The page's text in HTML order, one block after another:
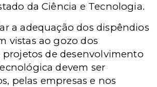
da Ciência e Tecnologia.
a adequação dos dispêndios
vistas ao gozo dos
projetos de desenvolvimento
devem ser
pelas empresas e nos